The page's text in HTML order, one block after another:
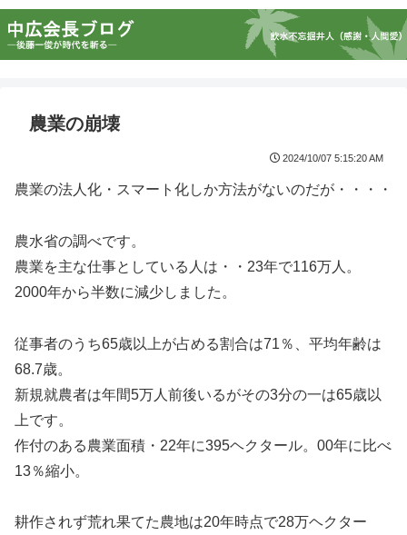
農業の崩壊
2024/10/07 5:15:20 AM
農業の法人化・スマート化しか方法がないのだが・・・・
農水省の調べです。
農業を主な仕事としている人は・・23年で116万人。
2000年から半数に減少しました。
従事者のうち65歳以上が占める割合は71％、平均年齢は
68.7歳。
新規就農者は年間5万人前後いるがその3分の一は65歳以
上です。
作付のある農業面積・22年に395ヘクタール。00年に比べ
13％縮小。
耕作されず荒れ果てた農地は20年時点で28万ヘクター